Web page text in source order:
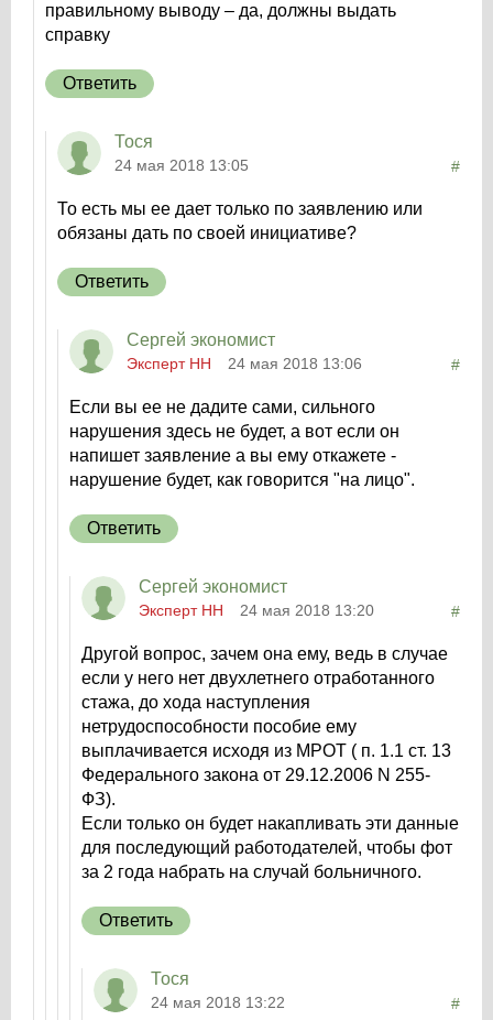
правильному выводу – да, должны выдать
справку
Ответить
Тося
24 мая 2018 13:05 #
То есть мы ее дает только по заявлению или
обязаны дать по своей инициативе?
Ответить
Сергей экономист
Эксперт НН 24 мая 2018 13:06 #
Если вы ее не дадите сами, сильного
нарушения здесь не будет, а вот если он
напишет заявление а вы ему откажете -
нарушение будет, как говорится "на лицо".
Ответить
Сергей экономист
Эксперт НН 24 мая 2018 13:20 #
Другой вопрос, зачем она ему, ведь в случае
если у него нет двухлетнего отработанного
стажа, до хода наступления
нетрудоспособности пособие ему
выплачивается исходя из МРОТ ( п. 1.1 ст. 13
Федерального закона от 29.12.2006 N 255-
ФЗ).
Если только он будет накапливать эти данные
для последующий работодателей, чтобы фот
за 2 года набрать на случай больничного.
Ответить
Тося
24 мая 2018 13:22 #